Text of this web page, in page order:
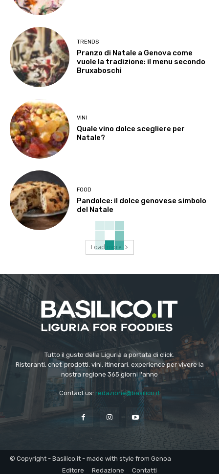
TRENDS
Pranzo di Natale a Genova come
vuole la tradizione: il menu secondo
Bruxaboschi
VINI
Quale vino dolce scegliere per
Natale?
FOOD
Pandolce: il dolce genovese simbolo
del Natale
Load more
Tutto il gusto della Liguria a portata di click.
Ristoranti, chef, prodotti, vini, itinerari, experience per vivere la
nostra regione 365 giorni l'anno
Contact us: redazione@basilico.it
© Copyright - Basilico.it - made with style from Genoa
Editore
Redazione Contatti